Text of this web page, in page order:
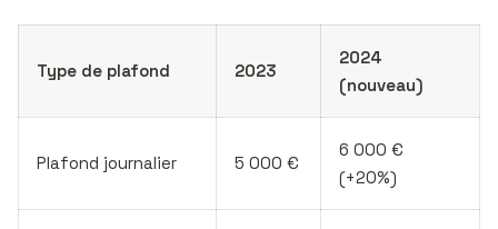
Type de plafond 2023
2024
(nouveau)
Plafond journalier 5 000 €
6 000 €
(+20%)